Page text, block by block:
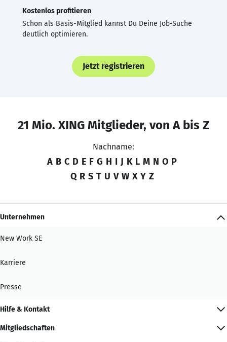
Kostenlos profitieren
Schon als Basis-Mitglied kannst Du Deine Job-Suche
deutlich optimieren.
Jetzt registrieren
21 Mio. XING Mitglieder, von A bis Z
Nachname:
A B C D E F G H I J K L M N O P
Q R S T U V W X Y Z
Unternehmen
New Work SE
Karriere
Presse
Hilfe & Kontakt
Mitgliedschaften